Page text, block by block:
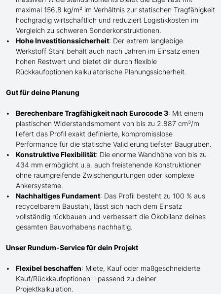
maximal 156,8 kg/m² im Verhältnis zur statischen Tragfähigkeit
hochgradig wirtschaftlich und reduziert Logistikkosten im
Vergleich zu schweren Sonderkonstruktionen.
Hohe Investitionssicherheit: Der extrem langlebige
Werkstoff Stahl behält auch nach Jahren im Einsatz einen
hohen Restwert und bietet dir durch flexible
Rückkaufoptionen kalkulatorische Planungssicherheit.
Gut für deine Planung
Berechenbare Tragfähigkeit nach Eurocode 3: Mit einem
plastischen Widerstandsmoment von bis zu 2.887 cm³/m
liefert das Profil exakt definierte, kompromisslose
Performance für die statische Validierung tiefster Baugruben.
Konstruktive Flexibilität: Die enorme Wandhöhe von bis zu
434 mm ermöglicht u.a. auch freistehende Konstruktionen
ohne raumgreifende Zwischengurtungen oder komplexe
Ankersysteme.
Nachhaltiges Fundament: Das Profil besteht zu 100 % aus
recycelbarem Baustahl, lässt sich nach dem Einsatz
vollständig rückbauen und verbessert die Ökobilanz deines
gesamten Bauvorhabens nachhaltig.
Unser Rundum-Service für dein Projekt
Flexibel beschaffen: Miete, Kauf oder maßgeschneiderte
Kauf/Rückkaufoptionen – passend zu deiner
Projektkalkulation.